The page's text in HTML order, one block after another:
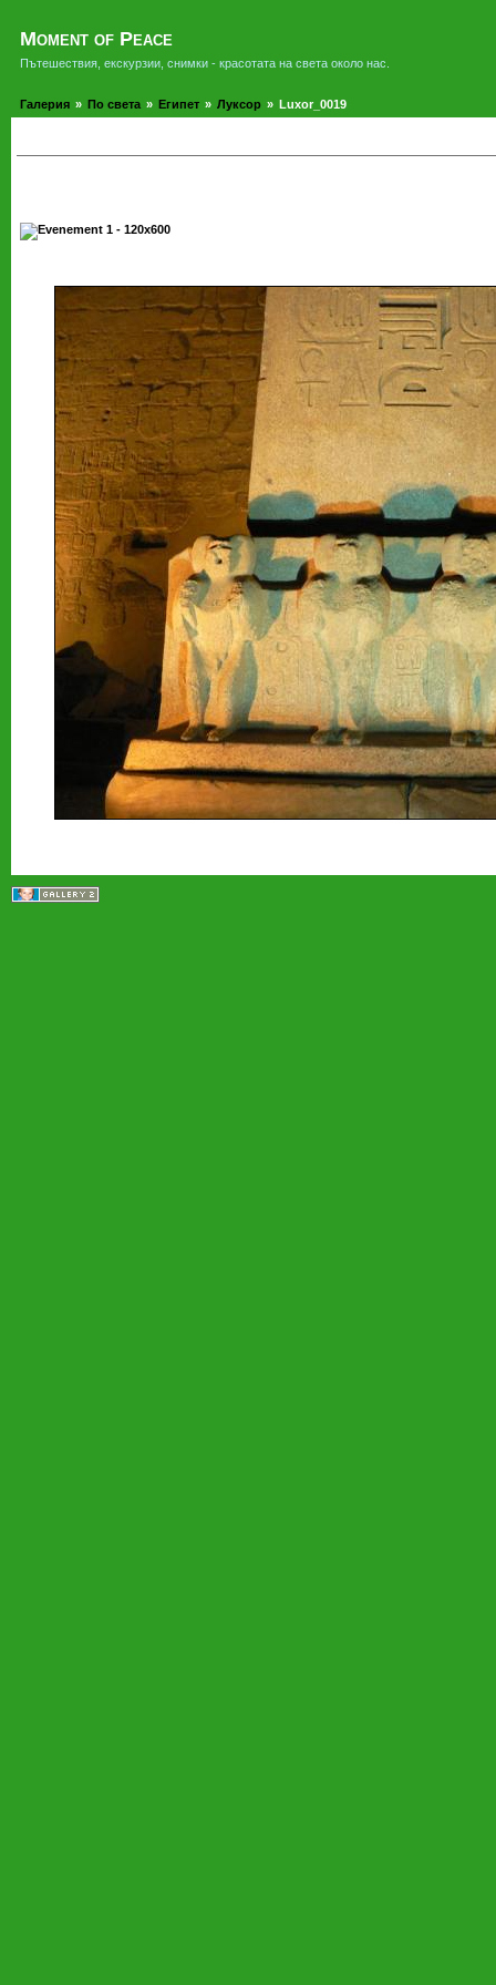
Moment of Peace
Пътешествия, екскурзии, снимки - красотата на света около нас.
Галерия » По света » Египет » Луксор » Luxor_0019